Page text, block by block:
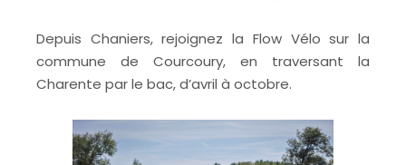
Depuis Chaniers, rejoignez la Flow Vélo sur la
commune de Courcoury, en traversant la
Charente par le bac, d’avril à octobre.